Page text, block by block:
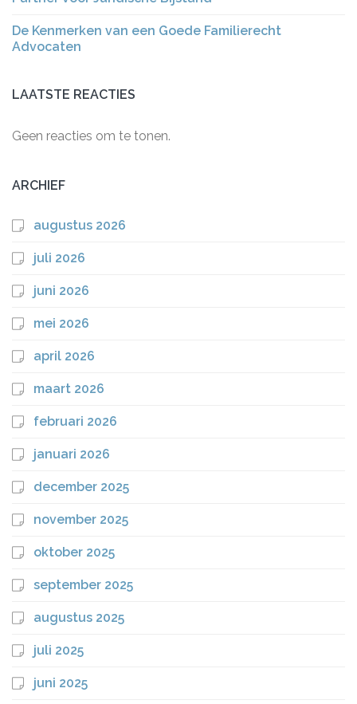
De Kenmerken van een Goede Familierecht
Advocaten
LAATSTE REACTIES
Geen reacties om te tonen.
ARCHIEF
augustus 2026
juli 2026
juni 2026
mei 2026
april 2026
maart 2026
februari 2026
januari 2026
december 2025
november 2025
oktober 2025
september 2025
augustus 2025
juli 2025
juni 2025